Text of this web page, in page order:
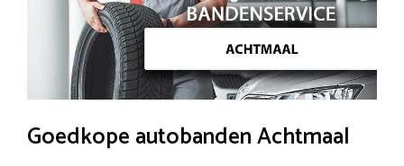
Goedkope autobanden Achtmaal